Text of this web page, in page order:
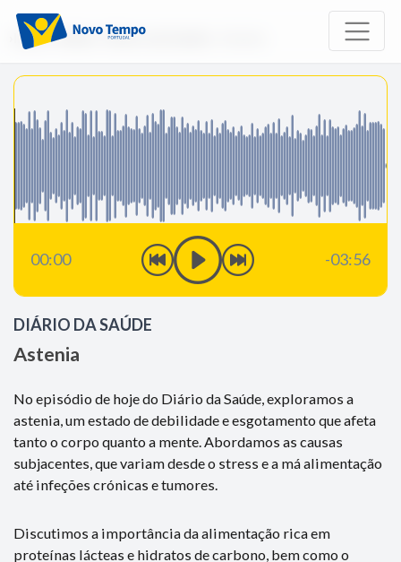
Início Rádio Diário da Saúde
00:00 -03:56
DIÁRIO DA SAÚDE
Astenia
No episódio de hoje do Diário da Saúde, exploramos a
astenia, um estado de debilidade e esgotamento que afeta
tanto o corpo quanto a mente. Abordamos as causas
subjacentes, que variam desde o stress e a má alimentação
até infeções crónicas e tumores.
Discutimos a importância da alimentação rica em
proteínas lácteas e hidratos de carbono, bem como o